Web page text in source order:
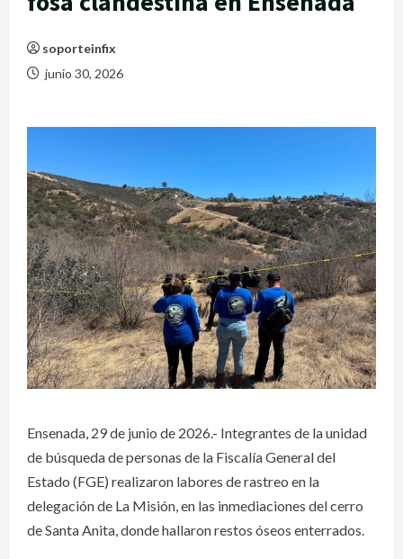
soporteinfix
junio 30, 2026
Ensenada, 29 de junio de 2026.- Integrantes de la unidad
de búsqueda de personas de la Fiscalía General del
Estado (FGE) realizaron labores de rastreo en la
delegación de La Misión, en las inmediaciones del cerro
de Santa Anita, donde hallaron restos óseos enterrados.